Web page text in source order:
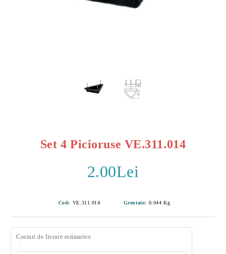
Set 4 Picioruse VE.311.014
2.00Lei
Cod: VE.311.014 Greutate: 0.044 Kg
Costuri de livrare estimative